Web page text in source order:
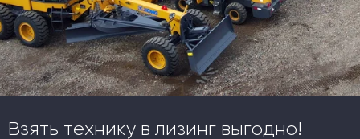
Взять технику в лизинг выгодно!